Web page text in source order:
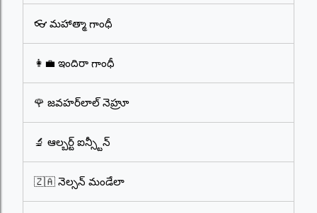
👓 మహాత్మా గాంధీ
👩‍💼 ఇందిరా గాంధీ
🌹 జవహర్‌లాల్ నెహ్రూ
🔬 ఆల్బర్ట్ ఐన్స్టీన్
🇿🇦 నెల్సన్ మండేలా